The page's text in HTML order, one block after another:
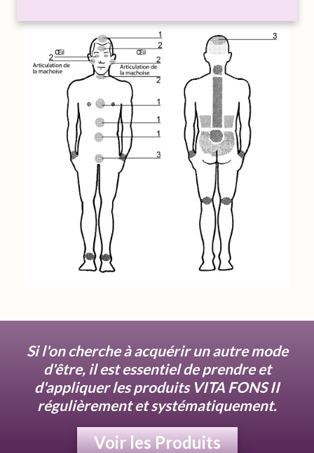
Si l'on cherche à acquérir un autre mode
d'être, il est essentiel de prendre et
d'appliquer les produits VITA FONS II
régulièrement et systématiquement.
Voir les Produits